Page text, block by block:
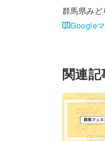
群馬県み
Google
関連記